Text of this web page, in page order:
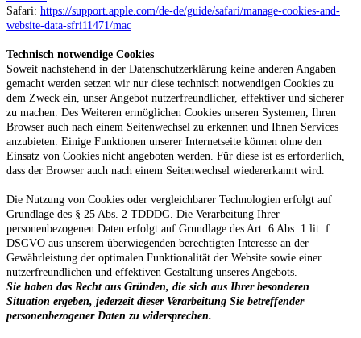
Safari: https://support.apple.com/de-de/guide/safari/manage-cookies-and-
website-data-sfri11471/mac
Technisch notwendige Cookies
Soweit nachstehend in der Datenschutzerklärung keine anderen Angaben
gemacht werden setzen wir nur diese technisch notwendigen Cookies zu
dem Zweck ein, unser Angebot nutzerfreundlicher, effektiver und sicherer
zu machen. Des Weiteren ermöglichen Cookies unseren Systemen, Ihren
Browser auch nach einem Seitenwechsel zu erkennen und Ihnen Services
anzubieten. Einige Funktionen unserer Internetseite können ohne den
Einsatz von Cookies nicht angeboten werden. Für diese ist es erforderlich,
dass der Browser auch nach einem Seitenwechsel wiedererkannt wird.
Die Nutzung von Cookies oder vergleichbarer Technologien erfolgt auf
Grundlage des § 25 Abs. 2 TDDDG. Die Verarbeitung Ihrer
personenbezogenen Daten erfolgt auf Grundlage des Art. 6 Abs. 1 lit. f
DSGVO aus unserem überwiegenden berechtigten Interesse an der
Gewährleistung der optimalen Funktionalität der Website sowie einer
nutzerfreundlichen und effektiven Gestaltung unseres Angebots.
Sie haben das Recht aus Gründen, die sich aus Ihrer besonderen
Situation ergeben, jederzeit dieser Verarbeitung Sie betreffender
personenbezogener Daten zu widersprechen.